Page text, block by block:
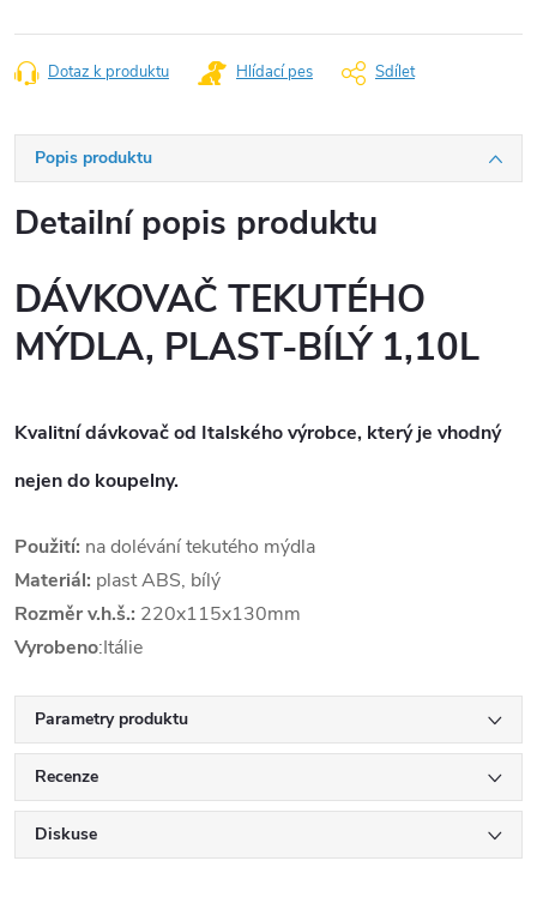
Dotaz k produktu Hlídací pes Sdílet
Popis produktu
Detailní popis produktu
DÁVKOVAČ TEKUTÉHO
MÝDLA, PLAST-BÍLÝ 1,10L
Kvalitní dávkovač od Italského výrobce, který je vhodný
nejen do koupelny.
Použití: na dolévání tekutého mýdla
Materiál: plast ABS, bílý
Rozměr v.h.š.: 220x115x130mm
Vyrobeno:Itálie
Parametry produktu
Recenze
Diskuse